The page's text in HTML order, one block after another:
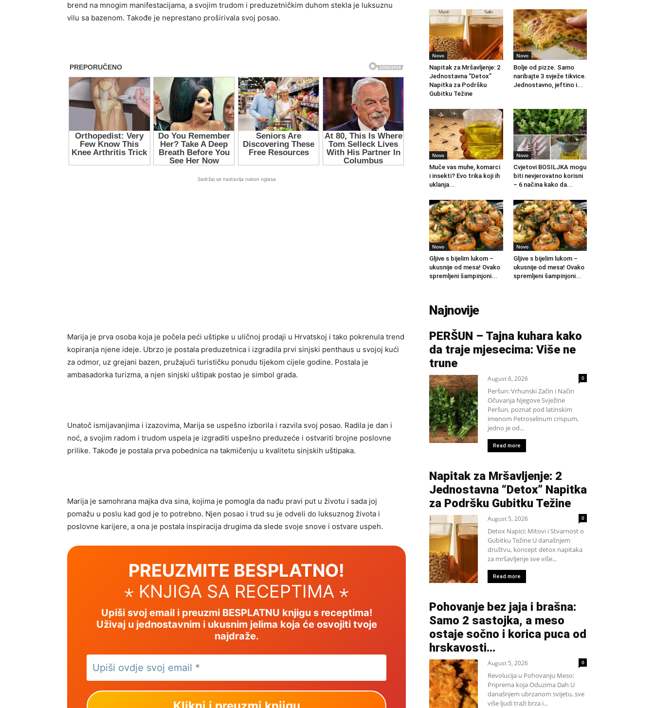
brend na mnogim manifestacijama, a svojim trudom i preduzetničkim duhom stekla je luksuznu
vilu sa bazenom. Takođe je neprestano proširivala svoj posao.
Sadržaj se nastavlja nakon oglasa
Marija je prva osoba koja je počela peći uštipke u uličnoj prodaji u Hrvatskoj i tako pokrenula trend
kopiranja njene ideje. Ubrzo je postala preduzetnica i izgradila prvi sinjski penthaus u svojoj kući
za odmor, uz grejani bazen, pružajući turističku ponudu tijekom cijele godine. Postala je
ambasadorka turizma, a njen sinjski uštipak postao je simbol grada.
Unatoč ismijavanjima i izazovima, Marija se uspešno izborila i razvila svoj posao. Radila je dan i
noć, a svojim radom i trudom uspela je izgraditi uspešno preduzeće i ostvariti brojne poslovne
prilike. Takođe je postala prva pobednica na takmičenju u kvalitetu sinjskih uštipaka.
Marija je samohrana majka dva sina, kojima je pomogla da nađu pravi put u životu i sada joj
pomažu u poslu kad god je to potrebno. Njen posao i trud su je odveli do luksuznog života i
poslovne karijere, a ona je postala inspiracija drugima da slede svoje snove i ostvare uspeh.
PREUZMITE BESPLATNO!
⋆ KNJIGA SA RECEPTIMA ⋆
Upiši svoj email i preuzmi BESPLATNU knjigu s receptima!
Uživaj u jednostavnim i ukusnim jelima koja će osvojiti tvoje
najdraže.
Novo
Napitak za Mršavljenje: 2
Jednostavna “Detox”
Napitka za Podršku
Gubitku Težine
Novo
Bolje od pizze. Samo
naribajte 3 svježe tikvice.
Jednostavno, jeftino i...
Novo
Muče vas muhe, komarci
i insekti? Evo trika koji ih
uklanja...
Novo
Cvjetovi BOSILJKA mogu
biti nevjerovatno korisni
– 6 načina kako da...
Novo
Gljive s bijelim lukom –
ukusnije od mesa! Ovako
spremljeni šampinjoni...
Novo
Gljive s bijelim lukom –
ukusnije od mesa! Ovako
spremljeni šampinjoni...
Najnovije
PERŠUN – Tajna kuhara kako
da traje mjesecima: Više ne
trune
August 6, 2026 0
Peršun: Vrhunski Začin i Način
Očuvanja Njegove Svježine
Peršun, poznat pod latinskim
imenom Petroselinum crispum,
jedno je od...
Read more
Napitak za Mršavljenje: 2
Jednostavna “Detox” Napitka
za Podršku Gubitku Težine
August 5, 2026 0
Detox Napici: Mitovi i Stvarnost o
Gubitku Težine U današnjem
društvu, koncept detox napitaka
za mršavljenje sve više...
Read more
Pohovanje bez jaja i brašna:
Samo 2 sastojka, a meso
ostaje sočno i korica puca od
hrskavosti…
August 5, 2026 0
Revolucija u Pohovanju Meso:
Priprema koja Oduzima Dah U
današnjem ubrzanom svijetu, sve
više ljudi traži brza i...